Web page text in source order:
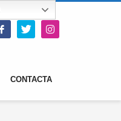
CONTACTA